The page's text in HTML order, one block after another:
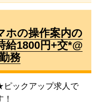
ホの操作案内の
給1800円+交*@
務
ックアップ求人で
！